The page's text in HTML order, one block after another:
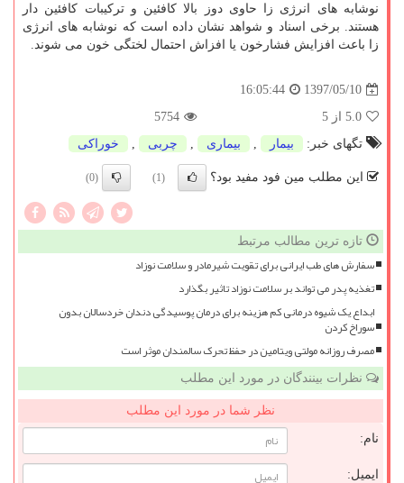
نوشابه های انرژی زا حاوی دوز بالا كافئین و تركیبات كافئین دار
هستند. برخی اسناد و شواهد نشان داده است كه نوشابه های انرژی
زا باعث افزایش فشارخون یا افزاش احتمال لختگی خون می شوند.
1397/05/10
16:05:44
5.0 از 5
5754
تگهای خبر:
بیمار , بیماری , چربی , خوراكی
این مطلب مین فود مفید بود؟ (1)
(0)
تازه ترین مطالب مرتبط
سفارش های طب ایرانی برای تقویت شیرمادر و سلامت نوزاد
تغذیه پدر می تواند بر سلامت نوزاد تاثیر بگذارد
ابداع یک شیوه درمانی کم هزینه برای درمان پوسیدگی دندان خردسالان بدون
سوراخ کردن
مصرف روزانه مولتی ویتامین در حفظ تحرک سالمندان موثر است
نظرات بینندگان در مورد این مطلب
نظر شما در مورد این مطلب
نام:
ایمیل: